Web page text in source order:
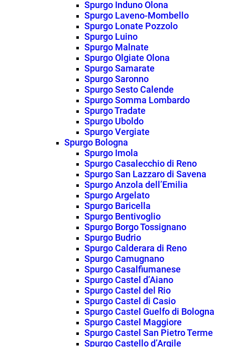
Spurgo Induno Olona
Spurgo Laveno-Mombello
Spurgo Lonate Pozzolo
Spurgo Luino
Spurgo Malnate
Spurgo Olgiate Olona
Spurgo Samarate
Spurgo Saronno
Spurgo Sesto Calende
Spurgo Somma Lombardo
Spurgo Tradate
Spurgo Uboldo
Spurgo Vergiate
Spurgo Bologna
Spurgo Imola
Spurgo Casalecchio di Reno
Spurgo San Lazzaro di Savena
Spurgo Anzola dell’Emilia
Spurgo Argelato
Spurgo Baricella
Spurgo Bentivoglio
Spurgo Borgo Tossignano
Spurgo Budrio
Spurgo Calderara di Reno
Spurgo Camugnano
Spurgo Casalfiumanese
Spurgo Castel d’Aiano
Spurgo Castel del Rio
Spurgo Castel di Casio
Spurgo Castel Guelfo di Bologna
Spurgo Castel Maggiore
Spurgo Castel San Pietro Terme
Spurgo Castello d’Argile